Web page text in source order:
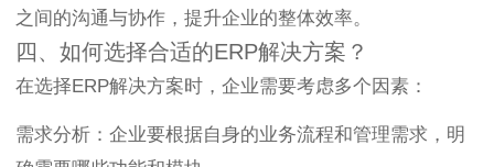
之间的沟通与协作，提升企业的整体效率。
四、如何选择合适的ERP解决方案？
在选择ERP解决方案时，企业需要考虑多个因素：
需求分析：企业要根据自身的业务流程和管理需求，明